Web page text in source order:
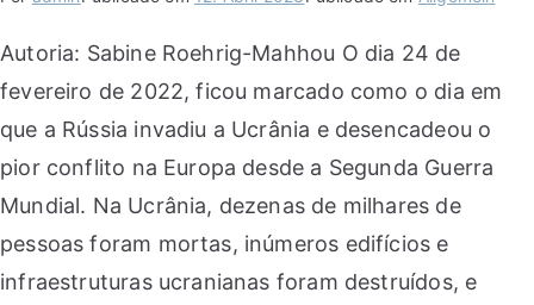
Autoria: Sabine Roehrig-Mahhou O dia 24 de
fevereiro de 2022, ficou marcado como o dia em
que a Rússia invadiu a Ucrânia e desencadeou o
pior conflito na Europa desde a Segunda Guerra
Mundial. Na Ucrânia, dezenas de milhares de
pessoas foram mortas, inúmeros edifícios e
infraestruturas ucranianas foram destruídos, e